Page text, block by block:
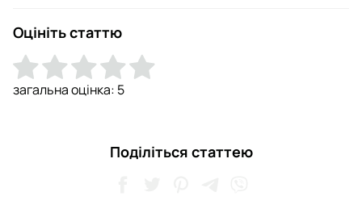
Оцініть статтю
загальна оцінка: 5
Поділіться статтею